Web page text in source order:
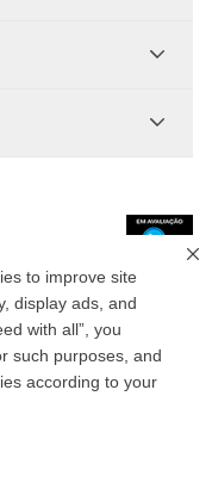
to improve site
display ads, and
with all”, you
such purposes, and
according to your
de Acesso Norte, Km 38,
07789-100 | CNPJ:
das Nações Unidas,
São Paulo, SP |
Avenida Tucunaré, 125 -